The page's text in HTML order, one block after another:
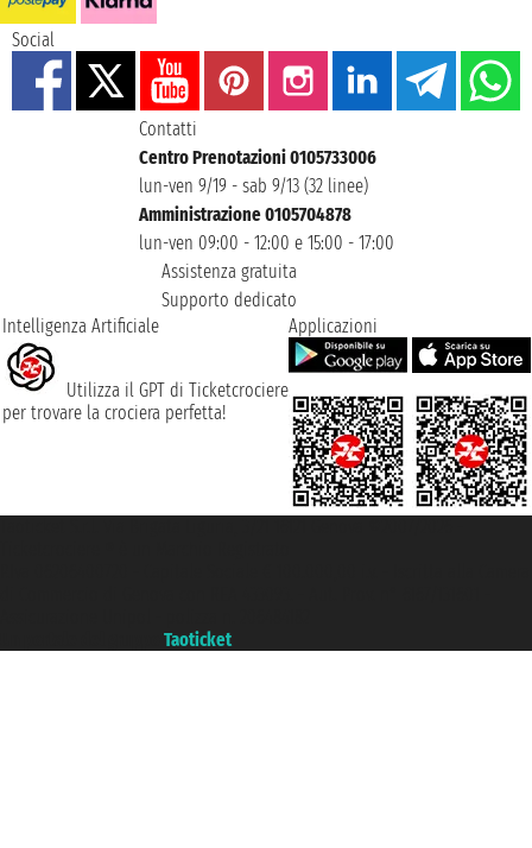
Social
Contatti
Centro Prenotazioni 0105733006
lun-ven 9/19 - sab 9/13 (32 linee)
Amministrazione 0105704878
lun-ven 09:00 - 12:00 e 15:00 - 17:00
Assistenza gratuita
Supporto dedicato
Intelligenza Artificiale
Utilizza il GPT di Ticketcrociere
per trovare la crociera perfetta!
Applicazioni
Taoticket